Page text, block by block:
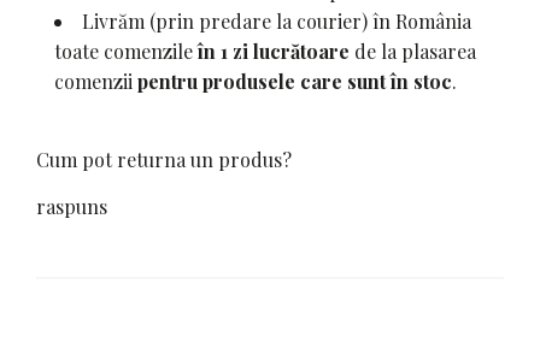
Livrăm (prin predare la courier) în România
toate comenzileîn 1 zi lucrătoare de la plasarea
comenzii pentru produsele care sunt în stoc.
Cum pot returna un produs?
raspuns